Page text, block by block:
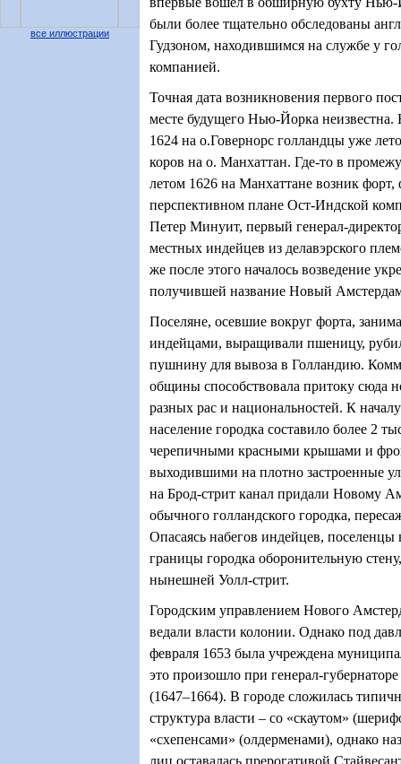
все иллюстрации
были более тщательно обследованы
Гудзоном, находившимся на службе у
компанией.
Точная дата возникновения первого
месте будущего Нью-Йорка неизвестна.
1624 на о.Говернорс голландцы уже
коров на о. Манхаттан. Где-то в
летом 1626 на Манхаттане возник
перспективном плане Ост-Индской
Петер Минуит, первый генерал-
местных индейцев из делавэрского
же после этого началось возведение
получившей название Новый
Поселяне, осевшие вокруг форта,
индейцами, выращивали пшеницу,
пушнину для вывоза в Голландию.
общины способствовала притоку сюда
разных рас и национальностей. К
население городка составило более 2
черепичными красными крышами и
выходившими на плотно застроенные
на Брод-стрит канал придали Новому
обычного голландского городка,
Опасаясь набегов индейцев, поселенцы
границы городка оборонительную
нынешней Уолл-стрит.
Городским управлением Нового
ведали власти колонии. Однако под
февраля 1653 была учреждена
это произошло при генерал-
(1647–1664). В городе сложилась
структура власти – со «скаутом»
«схепенсами» (олдерменами), однако
лиц оставалась прерогативой